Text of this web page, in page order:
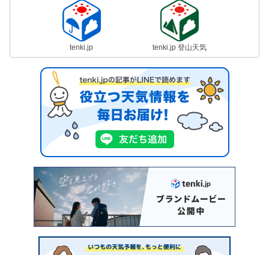
tenki.jp tenki.jp 登山天気